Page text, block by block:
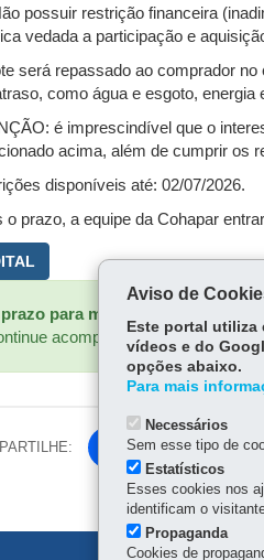
possuir restrição financeira
vedada a participação e
será repassado ao comprador
como água e esgoto,
é imprescindível que o
acima, além de cumprir os
disponíveis até: 02/07/2026.
o prazo, a equipe da Cohapar
para manifestação de
acompanhando os canais
Facebook
Aviso de
Este portal
vídeos e do
opções abaixo.
Para mais
Necessários
Sem esse tipo de
Estatísticos
Esses cookies nos
identificam o
Propaganda
Cookies de